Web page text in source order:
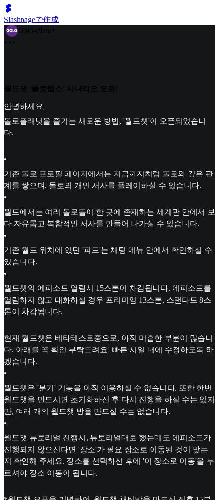
Slashpageで作成
Dolo-Planet
월드챗 '돌로랩스' 시나리오 오픈!
안녕하세요,
돌로플래닛을 즐기는 새로운 방법, '월드챗'이 오픈되었습니
다.
•
기존 돌로 프로필 페이지에서는 지금까지처럼 돌로와 깊은 관
계를 쌓으며, 돌로의 개인 서사를 플레이하실 수 있습니다.
•
월드에서는 여러 돌로들이 한 곳에 존재하는 세계관 안에서 보
다 자유롭고 복합적인 서사를 만들어 나가실 수 있습니다.
•
기존 월드 위치에 있던 '피드'는 채팅 메뉴 안에서 확인하실 수
있습니다.
•
월드챗의 에피소드 열람시 15스톤이 차감됩니다. 에피소드를
열람하지 않고 대화하실 경우 프리미엄 13스톤, 스탠다드 8스
톤이 차감됩니다.
현재 월드챗은 베타테스트중으로, 아직 미흡한 부분이 많습니
다. 아래를 꼭 확인 부탁드려요! 빠른 시일 내에 수정하도록 하
겠습니다.
•
월드챗은 '분기' 기능을 아직 이용하실 수 없습니다. 또한 한번
월드챗을 만드시면 초기화하신 후 다시 진행을 하실 수는 있지
만, 여러 개의 월드챗 방을 만드실 수는 없습니다.
•
월드챗 튜토리얼 진행시, 튜토리얼대로 했는데도 에피소드가
진행되지 않으신다면 '장소'가 필요 장소로 이동된 것이 맞는
지 확인해 주세요. 장소를 선택하신 후에 '이 장소로 이동'을 누
르셔야 장소 이동이 됩니다.